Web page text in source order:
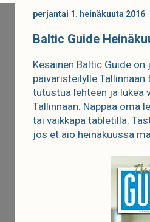
perjantai 1. heinäkuuta 2016
Baltic Guide
Kesäinen Baltic Guide
päiväristeilylle
tutustua lehteen ja lukea
Tallinnaan. Nappaa oma
tai vaikkapa tabletilla.
jos et aio heinäkuussa